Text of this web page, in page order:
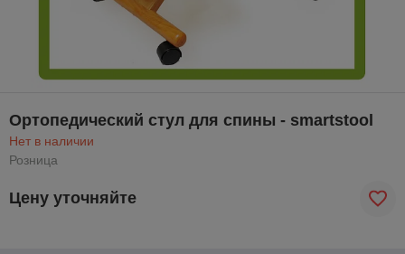
Ортопедический стул для спины - smartstool
Нет в наличии
Розница
Цену уточняйте